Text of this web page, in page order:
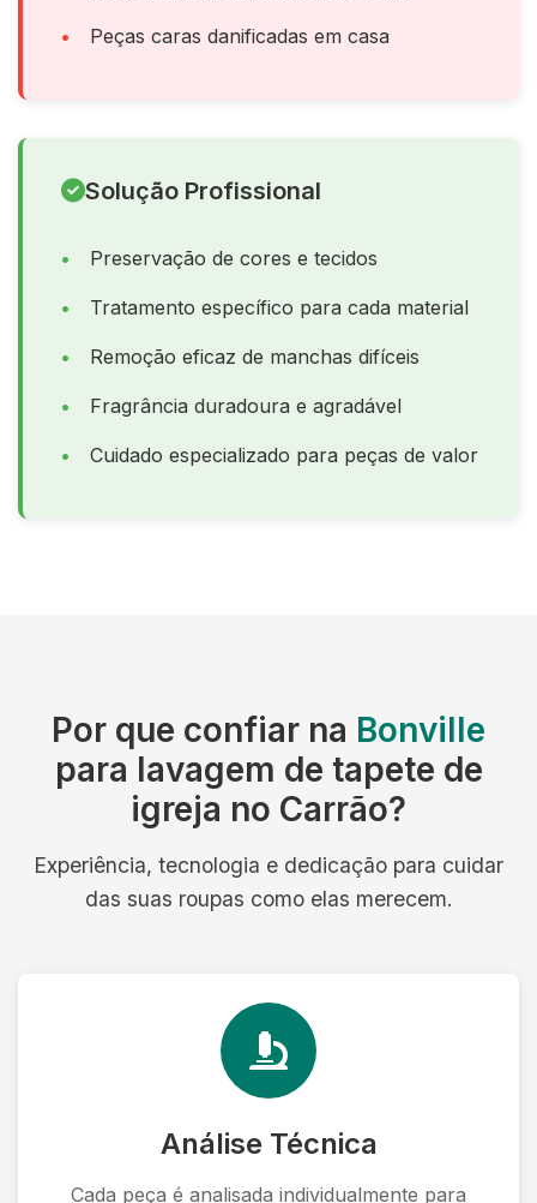
Peças caras danificadas em casa
Solução Profissional
Preservação de cores e tecidos
Tratamento específico para cada material
Remoção eficaz de manchas difíceis
Fragrância duradoura e agradável
Cuidado especializado para peças de valor
Por que confiar na Bonville
para lavagem de tapete de
igreja no Carrão?
Experiência, tecnologia e dedicação para cuidar
das suas roupas como elas merecem.
Análise Técnica
Cada peça é analisada individualmente para